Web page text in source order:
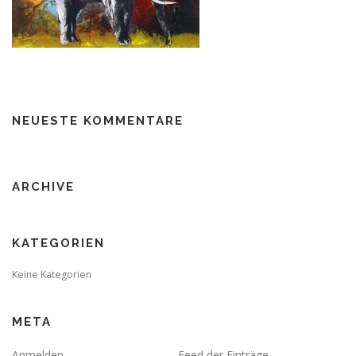
NEUESTE KOMMENTARE
ARCHIVE
KATEGORIEN
Keine Kategorien
META